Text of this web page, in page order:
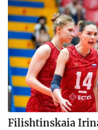
Chuyên mục
Tin tức
Move
Phong cách
Chân dung
Filishtinskaia